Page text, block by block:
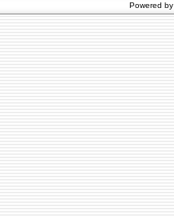
Powered by